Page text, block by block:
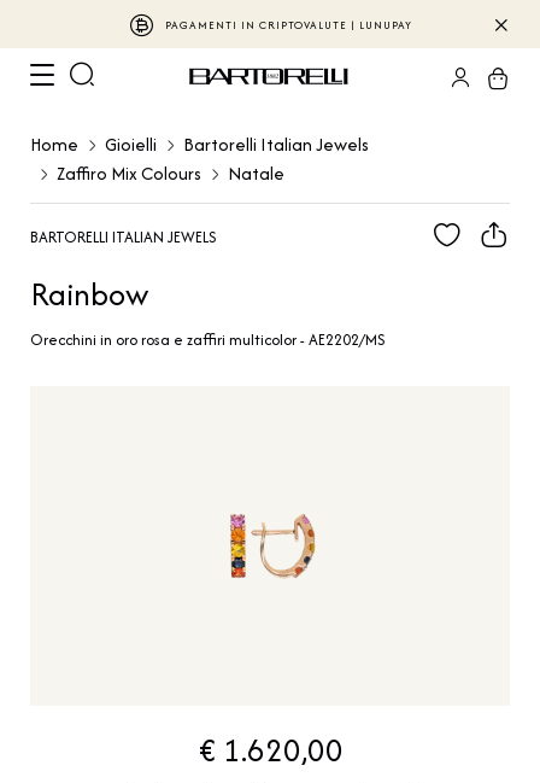
PAGAMENTI IN CRIPTOVALUTE | LUNUPAY
Home Gioielli
Bartorelli Italian Jewels
Zaffiro Mix Colours
Natale
BARTORELLI ITALIAN JEWELS
Rainbow
Orecchini in oro rosa e zaffiri multicolor - AE2202/MS
€ 1.620,00